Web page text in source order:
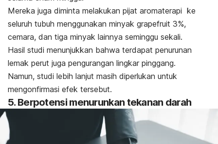
Mereka juga diminta melakukan pijat aromaterapi ke
seluruh tubuh menggunakan minyak grapefruit 3%,
cemara, dan tiga minyak lainnya seminggu sekali.
Hasil studi menunjukkan bahwa terdapat penurunan
lemak perut juga pengurangan lingkar pinggang.
Namun, studi lebih lanjut masih diperlukan untuk
mengonfirmasi efek tersebut.
5. Berpotensi menurunkan tekanan darah